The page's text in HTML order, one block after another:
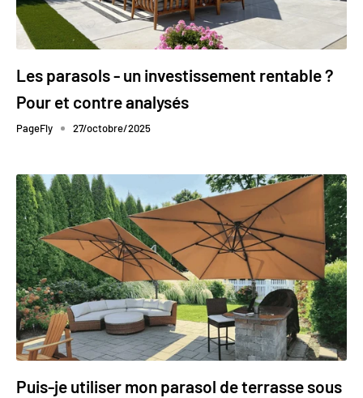
Les parasols - un investissement rentable ?
Pour et contre analysés
PageFly 27/octobre/2025
Puis-je utiliser mon parasol de terrasse sous